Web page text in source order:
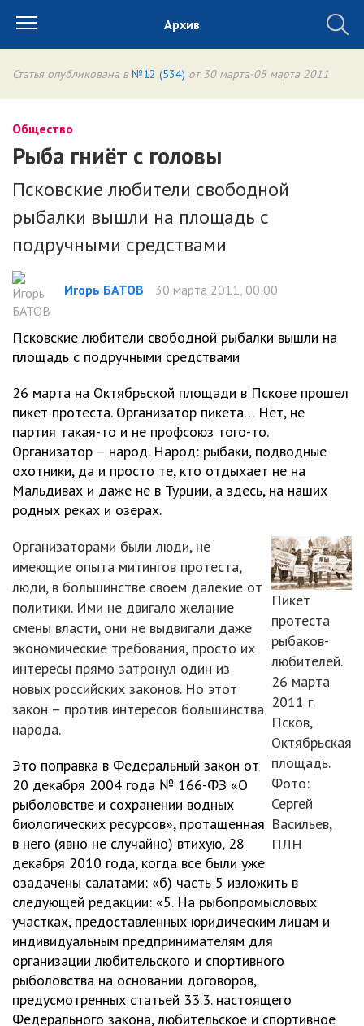
Архив
Статья опубликована в №12 (534) от 30 марта-05 марта 2011
Общество
Рыба гниёт с головы
Псковские любители свободной
рыбалки вышли на площадь с
подручными средствами
Игорь БАТОВ 30 марта 2011, 00:00
Псковские любители свободной рыбалки вышли на
площадь с подручными средствами
26 марта на Октябрьской площади в Пскове прошел
пикет протеста. Организатор пикета… Нет, не
партия такая-то и не профсоюз того-то.
Организатор – народ. Народ: рыбаки, подводные
охотники, да и просто те, кто отдыхает не на
Мальдивах и даже не в Турции, а здесь, на наших
родных реках и озерах.
Пикет
протеста
рыбаков-
любителей.
26 марта
2011 г.
Псков,
Октябрьская
площадь.
Фото:
Сергей
Васильев,
ПЛН
Организаторами были люди, не
имеющие опыта митингов протеста,
люди, в большинстве своем далекие от
политики. Ими не двигало желание
смены власти, они не выдвигали даже
экономические требования, просто их
интересы прямо затронул один из
новых российских законов. Но этот
закон – против интересов большинства
народа.
Это поправка в Федеральный закон от
20 декабря 2004 года № 166-ФЗ «О
рыболовстве и сохранении водных
биологических ресурсов», протащенная
в него (явно не случайно) втихую, 28
декабря 2010 года, когда все были уже
озадачены салатами: «б) часть 5 изложить в
следующей редакции: «5. На рыбопромысловых
участках, предоставленных юридическим лицам и
индивидуальным предпринимателям для
организации любительского и спортивного
рыболовства на основании договоров,
предусмотренных статьей 33.3. настоящего
Федерального закона, любительское и спортивное